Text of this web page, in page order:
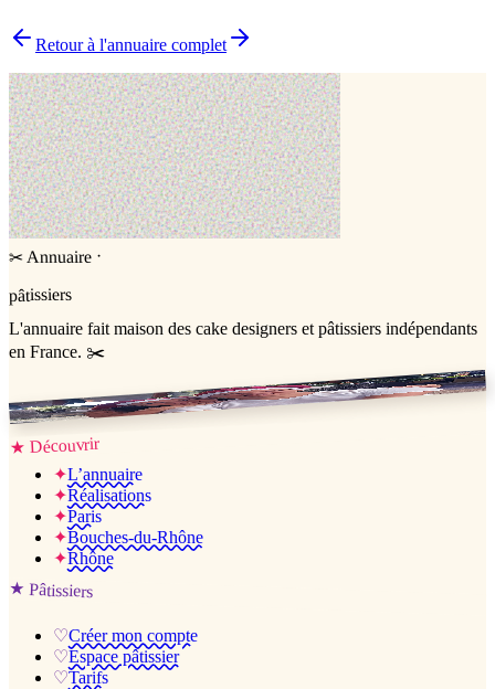
Pourquoi choisir un pâtissier indépendant ?
Retour à l'annuaire complet
✂ Annuaire ·
pâtissiers
L'annuaire fait maison des cake designers et pâtissiers indépendants
en France. ✂️
Jessica & Jérémy ♡
★ Découvrir
✦L’annuaire
✦Réalisations
✦Paris
✦Bouches-du-Rhône
✦Rhône
★Pâtissiers
♡Créer mon compte
♡Espace pâtissier
♡Tarifs